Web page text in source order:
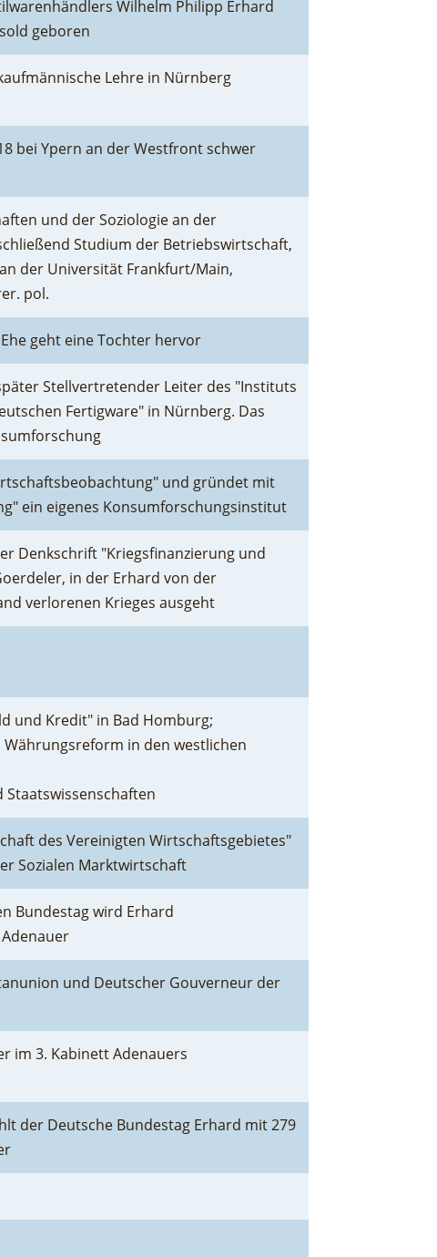
Wilhelm Philipp Erhard
geboren
Lehre in Nürnberg
bei Ypern an der Westfront schwer
und der Soziologie an der
Studium der Betriebswirtschaft,
der Universität Frankfurt/Main,
pol.
geht eine Tochter hervor
Stellvertretender Leiter des "Instituts
Fertigware" in Nürnberg. Das
und gründet mit
ein eigenes Konsumforschungsinstitut
Denkschrift "Kriegsfinanzierung und
in der Erhard von der
verlorenen Krieges ausgeht
und Kredit" in Bad Homburg;
in den westlichen
des Vereinigten Wirtschaftsgebietes"
Sozialen Marktwirtschaft
Bundestag wird Erhard
und Deutscher Gouverneur der
im 3. Kabinett Adenauers
der Deutsche Bundestag Erhard mit 279